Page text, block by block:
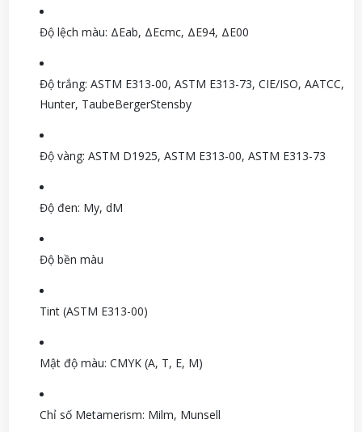
Độ lệch màu: ΔEab, ΔEcmc, ΔE94, ΔE00
Độ trắng: ASTM E313-00, ASTM E313-73, CIE/ISO, AATCC,
Hunter, TaubeBergerStensby
Độ vàng: ASTM D1925, ASTM E313-00, ASTM E313-73
Độ đen: My, dM
Độ bền màu
Tint (ASTM E313-00)
Mật độ màu: CMYK (A, T, E, M)
Chỉ số Metamerism: Milm, Munsell